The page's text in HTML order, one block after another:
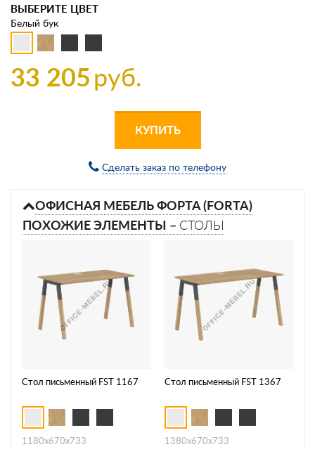
ВЫБЕРИТЕ ЦВЕТ
Белый бук
33 205руб.
КУПИТЬ
Сделать заказ по телефону
ОФИСНАЯ МЕБЕЛЬ ФОРТА (FORTA)
ПОХОЖИЕ ЭЛЕМЕНТЫ – СТОЛЫ
Стол письменный FST 1167
1180х670х733
Стол письменный FST 1367
1380x670x733